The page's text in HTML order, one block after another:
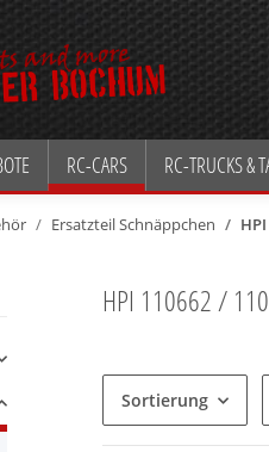
RC-CARS RC-TRUCKS &
Ersatzteil Schnäppchen
HPI 110662 /
Sortierung
anzeigen
anzeigen